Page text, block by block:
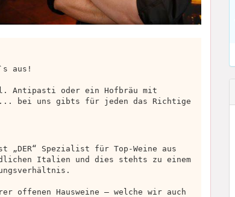
aus!
Antipasti oder ein Hofbräu mit
... bei uns gibts für jeden das Richtige
„DER“ Spezialist für Top-Weine aus
Italien und dies stehts zu einem
offenen Hausweine – welche wir auch